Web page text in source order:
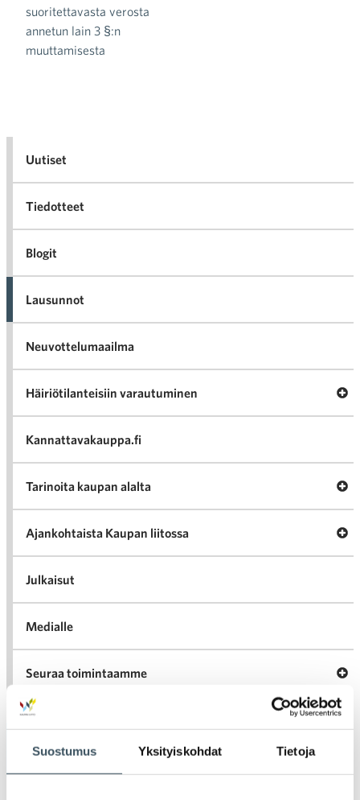
Suostumus Yksityiskohdat Tietoja
suoritettavasta verosta
annetun lain 3 §:n
muuttamisesta
Uutiset
Tiedotteet
Blogit
Lausunnot
Neuvottelumaailma
Häiriötilanteisiin varautuminen
Kannattavakauppa.fi
Tarinoita kaupan alalta
Ajankohtaista Kaupan liitossa
Julkaisut
Medialle
Seuraa toimintaamme
Arkistot